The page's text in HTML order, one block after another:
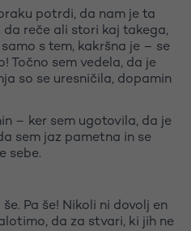
potrdi, da nam je ta
reče ali stori kaj takega,
s tem, kakršna je – se
Točno sem vedela, da je
so se uresničila, dopamin
– ker sem ugotovila, da je
sem jaz pametna in se
sebe.
Pa še! Nikoli ni dovolj en
da za stvari, ki jih ne